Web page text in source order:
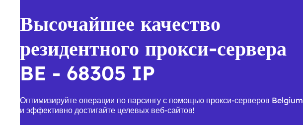
Высочайшее качество
резидентного прокси-сервера
BE - 68305 IP
Оптимизируйте операции по парсингу с помощью прокси-серверов Belgium
и эффективно достигайте целевых веб-сайтов!